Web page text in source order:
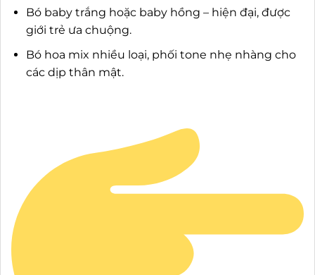
Bó baby trắng hoặc baby hồng – hiện đại, được
giới trẻ ưa chuộng.
Bó hoa mix nhiều loại, phối tone nhẹ nhàng cho
các dịp thân mật.